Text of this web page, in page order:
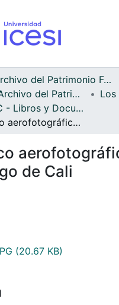
Archivo del Patrimonio Fotográfico y Fílmico del Valle del Cauca
Fondo Archivo del Patrimonio Fotográfico y Fílmico del Valle del Cauca
Los
APFFVC - Libros y Documentos - Patrimonial
Mosaico aerofotográfico de Santiago de Cali
de Cali
(20.67 KB)